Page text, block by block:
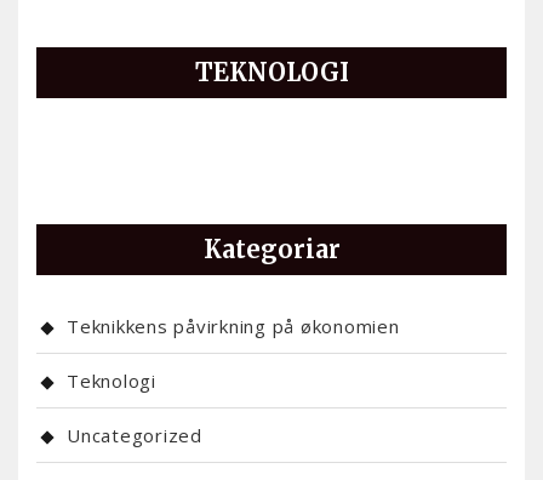
TEKNOLOGI
Kategoriar
Teknikkens påvirkning på økonomien
Teknologi
Uncategorized